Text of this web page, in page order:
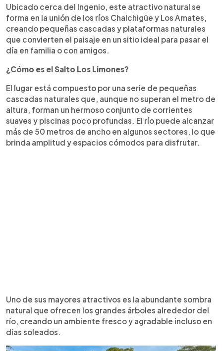
de descanso, tomar fotografías, compartir en
familia o refrescarse en el río. Además, cuenta
con espacios adecuados para estacionar
vehículos particulares y motocicletas. Quienes
visiten este oasis natural deben cuidar el entorno,
evitar tirar basura y respetar la tranquilidad del
lugar para conservar su belleza natural.
Ubicado cerca del Ingenio, este atractivo natural se
forma en la unión de los ríos Chalchigüe y Los Amates,
creando pequeñas cascadas y plataformas naturales
que convierten el paisaje en un sitio ideal para pasar el
día en familia o con amigos.
¿Cómo es el Salto Los Limones?
El lugar está compuesto por una serie de pequeñas
cascadas naturales que, aunque no superan el metro de
altura, forman un hermoso conjunto de corrientes
suaves y piscinas poco profundas. El río puede alcanzar
más de 50 metros de ancho en algunos sectores, lo que
brinda amplitud y espacios cómodos para disfrutar.
Uno de sus mayores atractivos es la abundante sombra
natural que ofrecen los grandes árboles alrededor del
río, creando un ambiente fresco y agradable incluso en
días soleados.